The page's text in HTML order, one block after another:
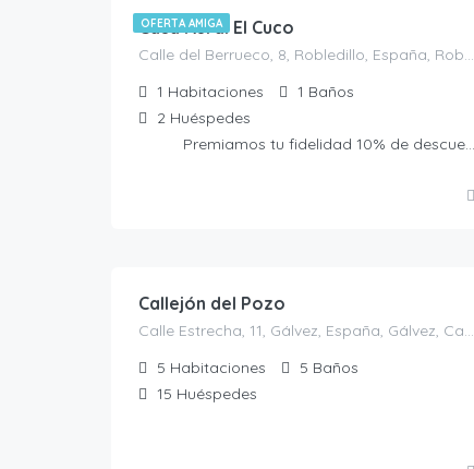
OFERTA AMIGA
Casa Rural El Cuco
Calle del Berrueco, 8, Robledillo, España, Robledillo, Casas Rurales en Ávila, España
1 Habitaciones 1 Baños
2 Huéspedes
Premiamos tu fidelidad 10% de descuento presentando la Tarjeta Amiga. No acumulable a otras ofertas
Callejón del Pozo
Calle Estrecha, 11, Gálvez, España, Gálvez, Casas rurales en Toledo, España
5 Habitaciones 5 Baños
15 Huéspedes